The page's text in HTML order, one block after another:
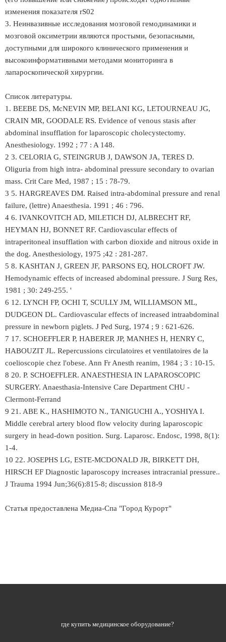
изменения показателя rS02
3. Неинвазивные исследования мозговой гемодинамики и
мозговой оксиметрии являются простыми, безопасными,
доступными для широкого клинического применения и
высокоинформативными методами мониторинга в
лапароскопической хирургии.
Список литературы.
1. ВЕЕВЕ DS, McNEVIN MP, BELANI KG, LETOURNEAU JG,
CRAIN MR, GOODALE RS. Evidence of venous stasis after
abdominal insufflation for laparoscopic cholecystectomy.
Anesthesiology. 1992 ; 77 : A 148.
2 3. CELORIA G, STEINGRUB J, DAWSON JA, TERES D.
Oliguria from high intra- abdominal pressure secondary to ovarian
mass. Crit Care Med, 1987 ; 15 : 78-79.
3 5. HARGREAVES DM. Raised intra-abdominal pressure and renal
failure, (lettre) Anaesthesia. 1991 ; 46 : 796.
4 6. IVANKOVITCH AD, MILETICH DJ, ALBRECHT RF,
HEYMAN HJ, BONNET RF. Cardiovascular effects of
intraperitoneal insufflation with carbon dioxide and nitrous oxide in
the dog. Anesthesiology, 1975 ;42 : 281-287.
5 8. KASHTAN J, GREEN JF, PARSONS EQ, HOLCROFT JW.
Hemodynamic effects of increased abdominal pressure. J Surg Res,
1981 ; 30: 249-255. '
6 12. LYNCH FP, OCHI T, SCULLY JM, WILLIAMSON ML,
DUDGEON DL. Cardiovascular effects of increased intraabdominal
pressure in newborn piglets. J Ped Surg, 1974 ; 9 : 621-626.
7 17. SCHOEFFLER P, HABERER JP, MANHES H, HENRY C,
HABOUZIT JL. Repercussions circulatoires et ventilatoires de la
coelioscopie chez l'obese. Ann Fr Anesth reanim, 1984 ; 3 : 10-15.
8 20. P. SCHOEFFLER. ANAESTHESIA IN LAPAROSCOPIC
SURGERY. Anaesthasia-Intensive Care Department CHU -
Clermont-Ferrand
9 21. ABE K., HASHIMOTO N., TANIGUCHI A., YOSHIYA I.
Middle cerebral artery blood flow velocity during laparoscopic
surgery in head-down position. Surg. Laparosc. Endosc, 1998, 8(1):
1-4.
10 22. JOSEPHS LG, ESTE-MCDONALD JR, BIRKETT DH,
HIRSCH EF Diagnostic laparoscopy increases intracranial pressure..
J Trauma 1994 Jun;36(6):815-8; discussion 818-9
Статья предоставлена Медиа-Спа "Город Курорт"
где купить медицинское оборудование?